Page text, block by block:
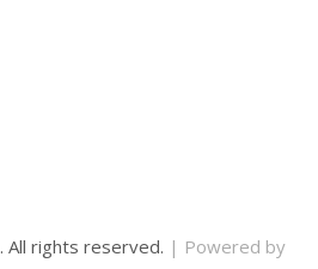
. All rights reserved. | Powered by